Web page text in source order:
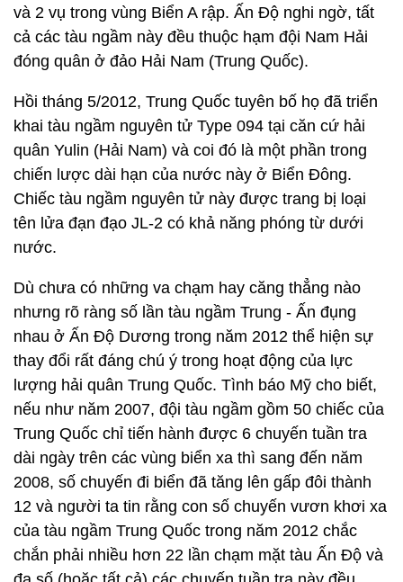
và 2 vụ trong vùng Biển A rập. Ấn Độ nghi ngờ, tất
cả các tàu ngầm này đều thuộc hạm đội Nam Hải
đóng quân ở đảo Hải Nam (Trung Quốc).
Hồi tháng 5/2012, Trung Quốc tuyên bố họ đã triển
khai tàu ngầm nguyên tử Type 094 tại căn cứ hải
quân Yulin (Hải Nam) và coi đó là một phần trong
chiến lược dài hạn của nước này ở Biển Đông.
Chiếc tàu ngầm nguyên tử này được trang bị loại
tên lửa đạn đạo JL-2 có khả năng phóng từ dưới
nước.
Dù chưa có những va chạm hay căng thẳng nào
nhưng rõ ràng số lần tàu ngầm Trung - Ấn đụng
nhau ở Ấn Độ Dương trong năm 2012 thể hiện sự
thay đổi rất đáng chú ý trong hoạt động của lực
lượng hải quân Trung Quốc. Tình báo Mỹ cho biết,
nếu như năm 2007, đội tàu ngầm gồm 50 chiếc của
Trung Quốc chỉ tiến hành được 6 chuyến tuần tra
dài ngày trên các vùng biển xa thì sang đến năm
2008, số chuyến đi biển đã tăng lên gấp đôi thành
12 và người ta tin rằng con số chuyến vươn khơi xa
của tàu ngầm Trung Quốc trong năm 2012 chắc
chắn phải nhiều hơn 22 lần chạm mặt tàu Ấn Độ và